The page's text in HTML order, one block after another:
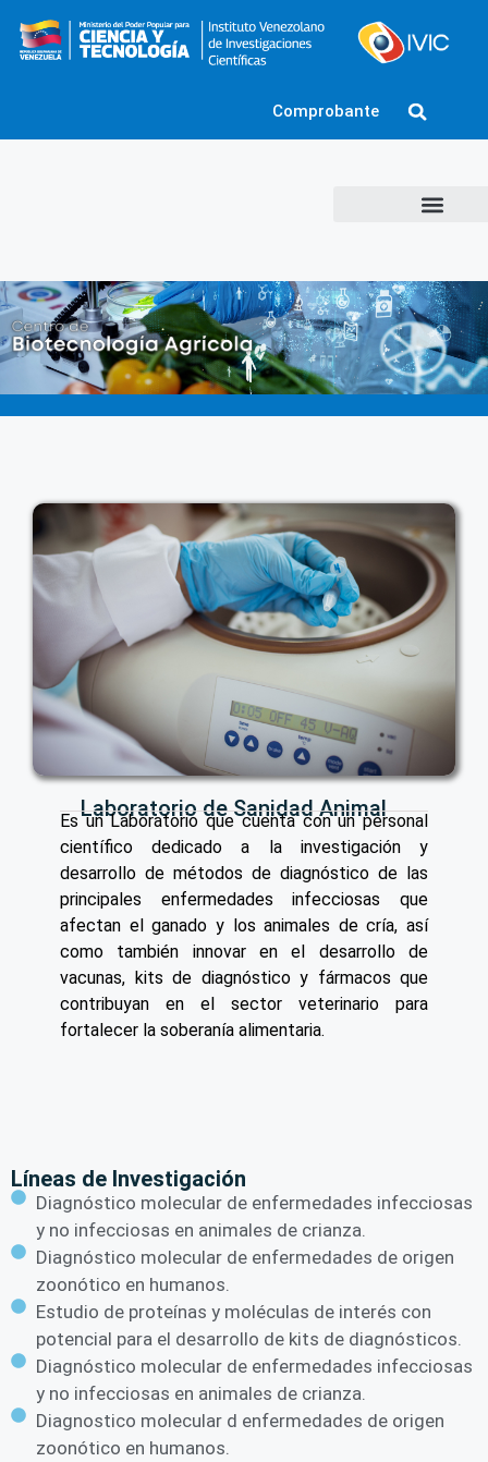
Comprobante
Laboratorio de Sanidad Animal
Es un Laboratorio que cuenta con un personal
científico dedicado a la investigación y
desarrollo de métodos de diagnóstico de las
principales enfermedades infecciosas que
afectan el ganado y los animales de cría, así
como también innovar en el desarrollo de
vacunas, kits de diagnóstico y fármacos que
contribuyan en el sector veterinario para
fortalecer la soberanía alimentaria.
Líneas de Investigación
Diagnóstico molecular de enfermedades infecciosas
y no infecciosas en animales de crianza.
Diagnóstico molecular de enfermedades de origen
zoonótico en humanos.
Estudio de proteínas y moléculas de interés con
potencial para el desarrollo de kits de diagnósticos.
Diagnóstico molecular de enfermedades infecciosas
y no infecciosas en animales de crianza.
Diagnostico molecular d enfermedades de origen
zoonótico en humanos.